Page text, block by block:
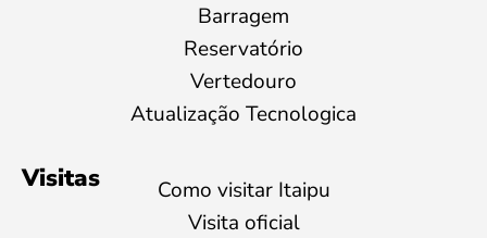
Barragem
Reservatório
Vertedouro
Atualização Tecnologica
Visitas
Como visitar Itaipu
Visita oficial